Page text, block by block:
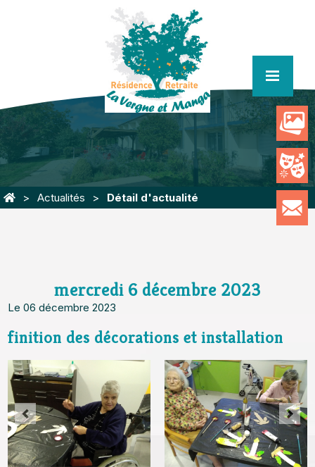
menu
Actualités Détail d'actualité
mercredi 6 décembre 2023
Le 06 décembre 2023
finition des décorations et installation